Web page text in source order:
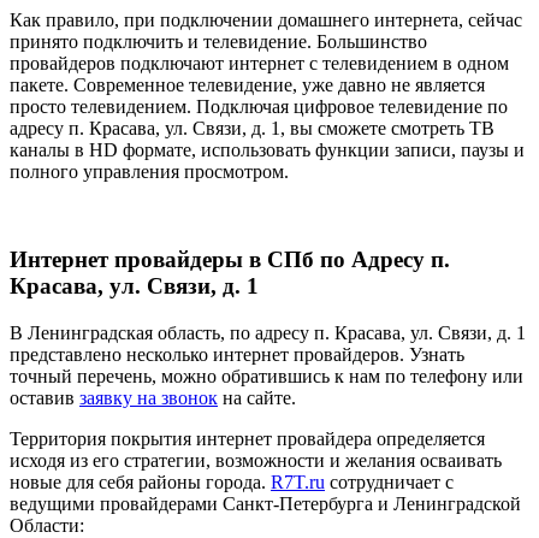
Как правило, при подключении домашнего интернета, сейчас
принято подключить и телевидение. Большинство
провайдеров подключают интернет с телевидением в одном
пакете. Современное телевидение, уже давно не является
просто телевидением. Подключая цифровое телевидение по
адресу п. Красава, ул. Связи, д. 1, вы сможете смотреть ТВ
каналы в HD формате, использовать функции записи, паузы и
полного управления просмотром.
Интернет провайдеры в СПб по Адресу п.
Красава, ул. Связи, д. 1
В Ленинградская область, по адресу п. Красава, ул. Связи, д. 1
представлено несколько интернет провайдеров. Узнать
точный перечень, можно обратившись к нам по телефону или
оставив заявку на звонок на сайте.
Территория покрытия интернет провайдера определяется
исходя из его стратегии, возможности и желания осваивать
новые для себя районы города. R7T.ru сотрудничает с
ведущими провайдерами Санкт-Петербурга и Ленинградской
Области: